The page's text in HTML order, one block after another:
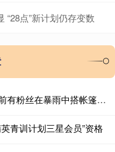
“28点”新计划仍存变数
安联 沈阳玫瑰音乐节紧急取消！此前有粉丝在暴雨中搭帐篷通宵排队
青训计划三星会员”资格